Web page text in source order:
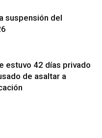
suspensión del
estuvo 42 días privado
de asaltar a